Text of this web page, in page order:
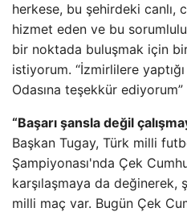
herkese, bu şehirdeki canlı,
hizmet eden ve bu
bir noktada buluşmak için
istiyorum. “İzmirlilere
Odasına teşekkür
“Başarı şansla değil
Başkan Tugay, Türk milli
Şampiyonası'nda Çek
karşılaşmaya da değinerek,
milli maç var. Bugün Çek